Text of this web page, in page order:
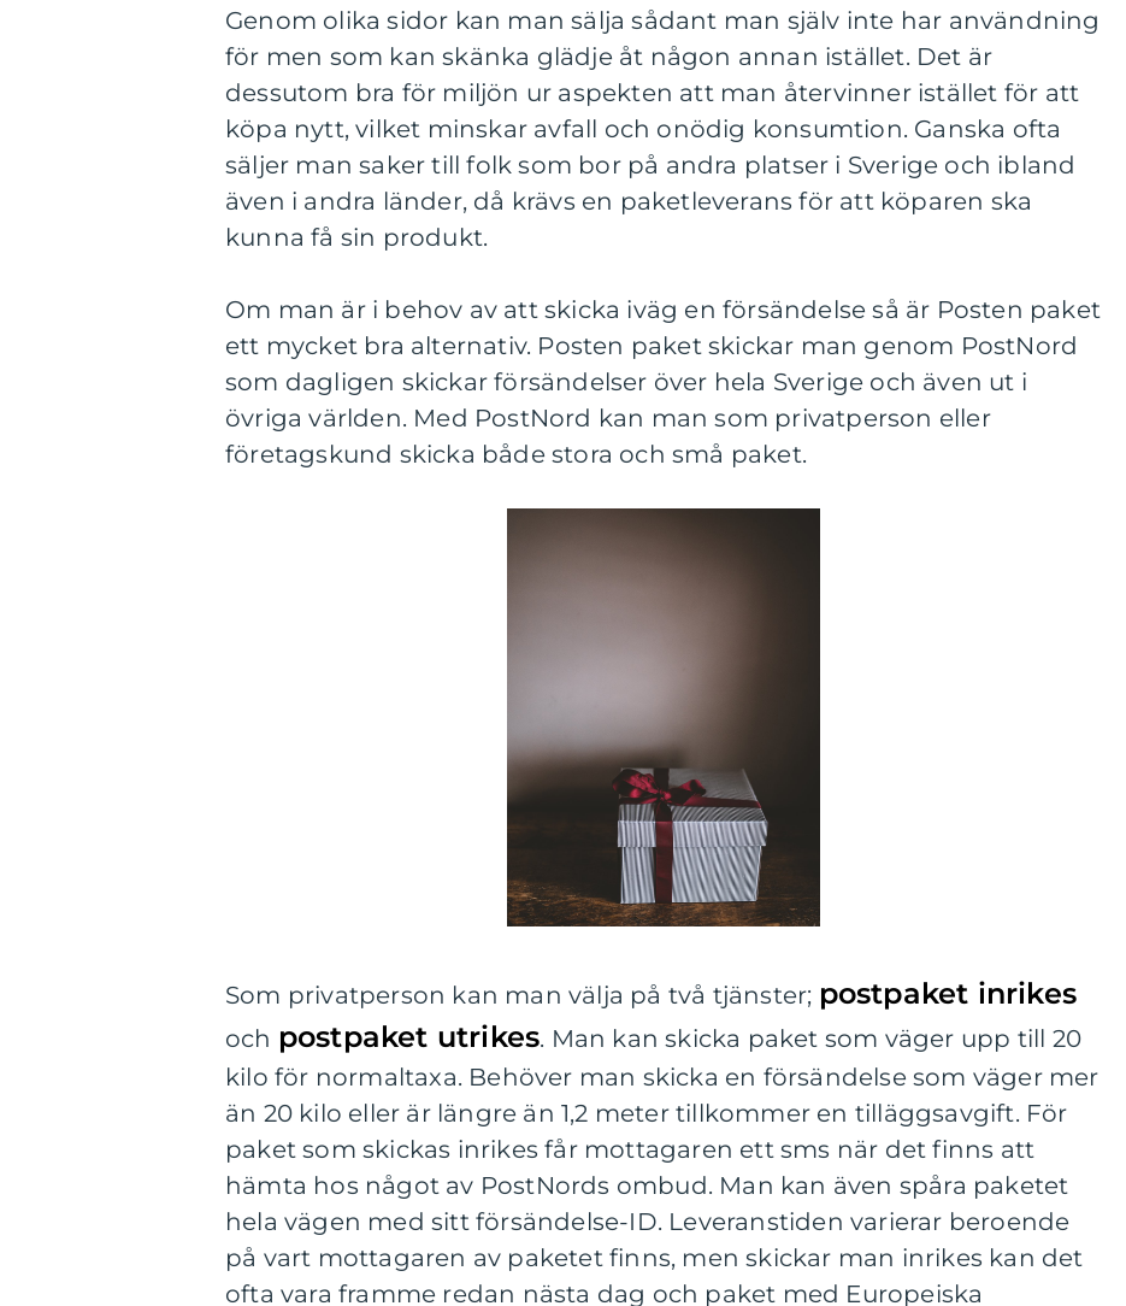
Genom olika sidor kan man sälja sådant man själv inte har användning
för men som kan skänka glädje åt någon annan istället. Det är
dessutom bra för miljön ur aspekten att man återvinner istället för att
köpa nytt, vilket minskar avfall och onödig konsumtion. Ganska ofta
säljer man saker till folk som bor på andra platser i Sverige och ibland
även i andra länder, då krävs en paketleverans för att köparen ska
kunna få sin produkt.
Om man är i behov av att skicka iväg en försändelse så är Posten paket
ett mycket bra alternativ. Posten paket skickar man genom PostNord
som dagligen skickar försändelser över hela Sverige och även ut i
övriga världen. Med PostNord kan man som privatperson eller
företagskund skicka både stora och små paket.
Som privatperson kan man välja på två tjänster; postpaket inrikes
och postpaket utrikes. Man kan skicka paket som väger upp till 20
kilo för normaltaxa. Behöver man skicka en försändelse som väger mer
än 20 kilo eller är längre än 1,2 meter tillkommer en tilläggsavgift. För
paket som skickas inrikes får mottagaren ett sms när det finns att
hämta hos något av PostNords ombud. Man kan även spåra paketet
hela vägen med sitt försändelse-ID. Leveranstiden varierar beroende
på vart mottagaren av paketet finns, men skickar man inrikes kan det
ofta vara framme redan nästa dag och paket med Europeiska